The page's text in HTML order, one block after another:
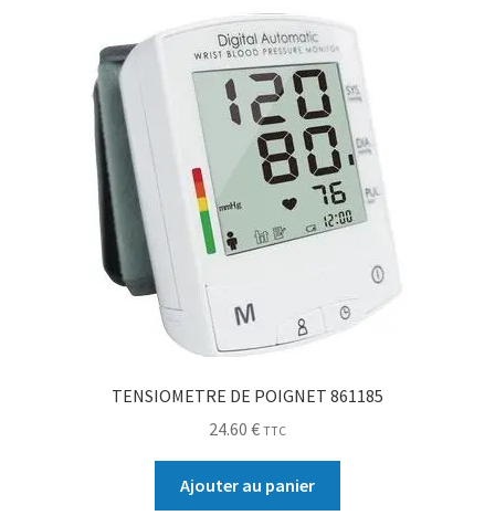
TENSIOMETRE DE POIGNET 861185
24.60 € TTC
Ajouter au panier